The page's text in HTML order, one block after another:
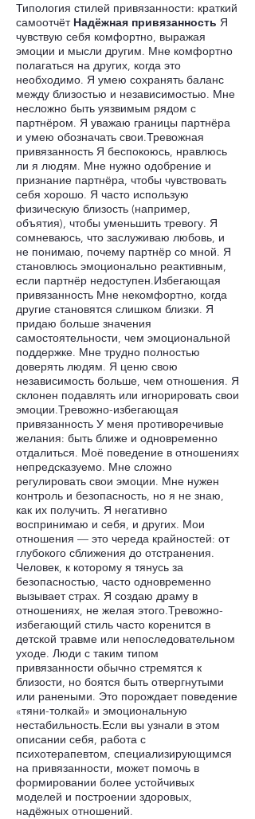
Типология стилей привязанности: краткий
самоотчёт Надёжная привязанность Я
чувствую себя комфортно, выражая
эмоции и мысли другим. Мне комфортно
полагаться на других, когда это
необходимо. Я умею сохранять баланс
между близостью и независимостью. Мне
несложно быть уязвимым рядом с
партнёром. Я уважаю границы партнёра
и умею обозначать свои.Тревожная
привязанность Я беспокоюсь, нравлюсь
ли я людям. Мне нужно одобрение и
признание партнёра, чтобы чувствовать
себя хорошо. Я часто использую
физическую близость (например,
объятия), чтобы уменьшить тревогу. Я
сомневаюсь, что заслуживаю любовь, и
не понимаю, почему партнёр со мной. Я
становлюсь эмоционально реактивным,
если партнёр недоступен.Избегающая
привязанность Мне некомфортно, когда
другие становятся слишком близки. Я
придаю больше значения
самостоятельности, чем эмоциональной
поддержке. Мне трудно полностью
доверять людям. Я ценю свою
независимость больше, чем отношения. Я
склонен подавлять или игнорировать свои
эмоции.Тревожно-избегающая
привязанность У меня противоречивые
желания: быть ближе и одновременно
отдалиться. Моё поведение в отношениях
непредсказуемо. Мне сложно
регулировать свои эмоции. Мне нужен
контроль и безопасность, но я не знаю,
как их получить. Я негативно
воспринимаю и себя, и других. Мои
отношения — это череда крайностей: от
глубокого сближения до отстранения.
Человек, к которому я тянусь за
безопасностью, часто одновременно
вызывает страх. Я создаю драму в
отношениях, не желая этого.Тревожно-
избегающий стиль часто коренится в
детской травме или непоследовательном
уходе. Люди с таким типом
привязанности обычно стремятся к
близости, но боятся быть отвергнутыми
или ранеными. Это порождает поведение
«тяни-толкай» и эмоциональную
нестабильность.Если вы узнали в этом
описании себя, работа с
психотерапевтом, специализирующимся
на привязанности, может помочь в
формировании более устойчивых
моделей и построении здоровых,
надёжных отношений.